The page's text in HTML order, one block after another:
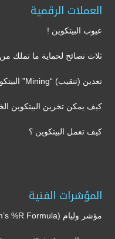
العملات الرقمية
عيوب البيتكوين !
ثلاث نصائح لحماية ما تملك من
تعدين (تنقيب) “Mining” البيتكوين
كيف يمكن تخزين البيتكوين
كيف تعمل البيتكوين ؟
المؤشرات الفنية
مؤشر وليام (William’s %R Formula)